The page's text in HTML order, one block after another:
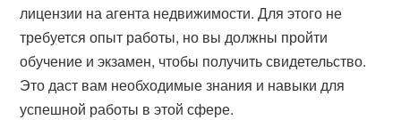
лицензии на агента недвижимости. Для этого не
требуется опыт работы, но вы должны пройти
обучение и экзамен, чтобы получить свидетельство.
Это даст вам необходимые знания и навыки для
успешной работы в этой сфере.